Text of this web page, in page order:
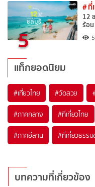
5
# ที่
12
ร้อน
แท็กยอดนิยม
#เที่ยวไทย #วัดสวย
#ภาคกลาง #ที่เที่ยวไทย
#ภาคอีสาน #ที่เที่ยวธรร
บทความที่เกี่ยวข้อง